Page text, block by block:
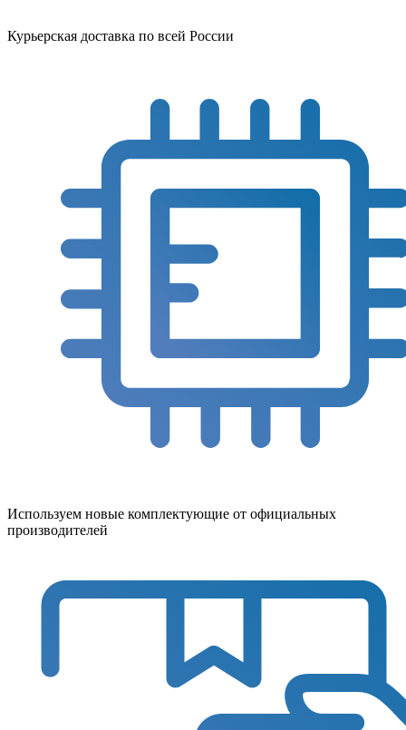
Курьерская доставка по всей России
Используем новые комплектующие от официальных
производителей